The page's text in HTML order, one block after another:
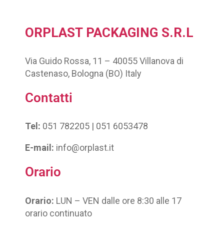
ORPLAST PACKAGING S.R.L
Via Guido Rossa, 11 – 40055 Villanova di
Castenaso, Bologna (BO) Italy
Contatti
Tel: 051 782205 | 051 6053478
E-mail: info@orplast.it
Orario
Orario: LUN – VEN dalle ore 8:30 alle 17
orario continuato